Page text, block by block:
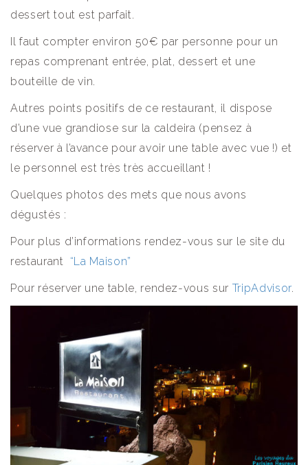
dessert tout est parfait.
Il faut compter environ 50€ par personne pour un
repas comprenant entrée, plat, dessert et une
bouteille de vin.
Autres points positifs de ce restaurant, il dispose
d’une vue grandiose sur la caldeira (pensez à
réserver à l’avance pour avoir une table avec vue !) et
le personnel est très très accueillant !
Quelques photos des mets que nous avons
dégustés :
Pour plus d’informations rendez-vous sur le site du
restaurant “La Maison”
Pour réserver une table, rendez-vous sur TripAdvisor.